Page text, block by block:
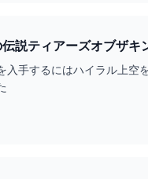
説ティアーズオブザキ
手するにはハイラル上